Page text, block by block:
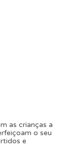
as crianças a
o seu
e